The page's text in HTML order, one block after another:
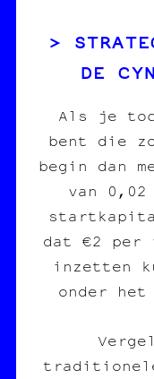
DE
Als je
bent die
begin dan
van
dat €2 per
inzetten
onder het